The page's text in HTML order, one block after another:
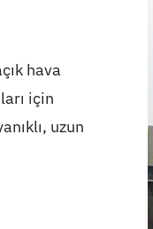
hava
için
uzun